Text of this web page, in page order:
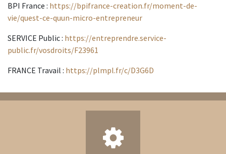
BPI France : https://bpifrance-creation.fr/moment-de-
vie/quest-ce-quun-micro-entrepreneur
SERVICE Public : https://entreprendre.service-
public.fr/vosdroits/F23961
FRANCE Travail : https://plmpl.fr/c/D3G6D